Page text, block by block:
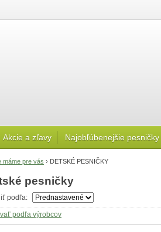
Akcie a zľavy Najobľúbenejšie
máme pre vás › DETSKÉ PESNIČKY
pesničky
podľa:
podľa výrobcov